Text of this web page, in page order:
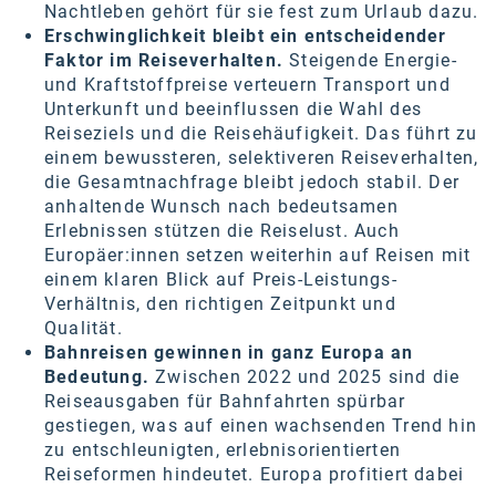
Nachtleben gehört für sie fest zum Urlaub dazu.
Erschwinglichkeit bleibt ein entscheidender
Faktor im Reiseverhalten. Steigende Energie-
und Kraftstoffpreise verteuern Transport und
Unterkunft und beeinflussen die Wahl des
Reiseziels und die Reisehäufigkeit. Das führt zu
einem bewussteren, selektiveren Reiseverhalten,
die Gesamtnachfrage bleibt jedoch stabil. Der
anhaltende Wunsch nach bedeutsamen
Erlebnissen stützen die Reiselust. Auch
Europäer:innen setzen weiterhin auf Reisen mit
einem klaren Blick auf Preis-Leistungs-
Verhältnis, den richtigen Zeitpunkt und
Qualität.
Bahnreisen gewinnen in ganz Europa an
Bedeutung. Zwischen 2022 und 2025 sind die
Reiseausgaben für Bahnfahrten spürbar
gestiegen, was auf einen wachsenden Trend hin
zu entschleunigten, erlebnisorientierten
Reiseformen hindeutet. Europa profitiert dabei